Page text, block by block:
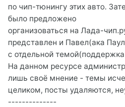
по чип-тюнингу этих авто.
было предложено
организоваться на Лада-
представлен и Павел(ака
с отдельной
На данном ресурсе
лишь своё мнение - темы
целиком, посты удаляются,
--------------